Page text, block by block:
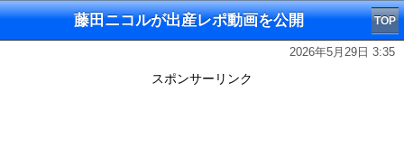
藤田ニコルが出産レポ動画を公開 TOP
2026年5月29日 3:35
スポンサーリンク